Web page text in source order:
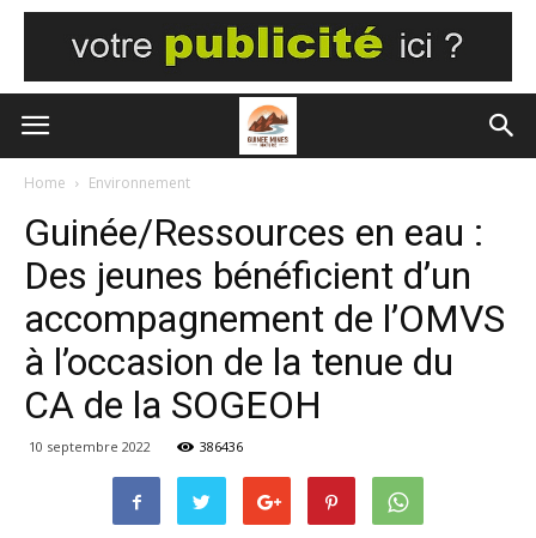
Home Environnement
Guinée/Ressources en eau :
Des jeunes bénéficient d’un
accompagnement de l’OMVS
à l’occasion de la tenue du
CA de la SOGEOH
10 septembre 2022 386436